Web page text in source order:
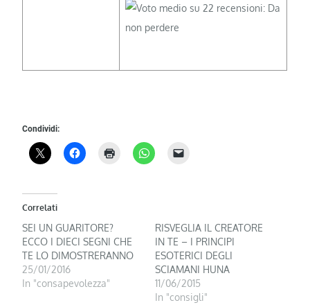
Condividi:
Correlati
SEI UN GUARITORE?
ECCO I DIECI SEGNI CHE
TE LO DIMOSTRERANNO
25/01/2016
In "consapevolezza"
RISVEGLIA IL CREATORE
IN TE – I PRINCIPI
ESOTERICI DEGLI
SCIAMANI HUNA
11/06/2015
In "consigli"